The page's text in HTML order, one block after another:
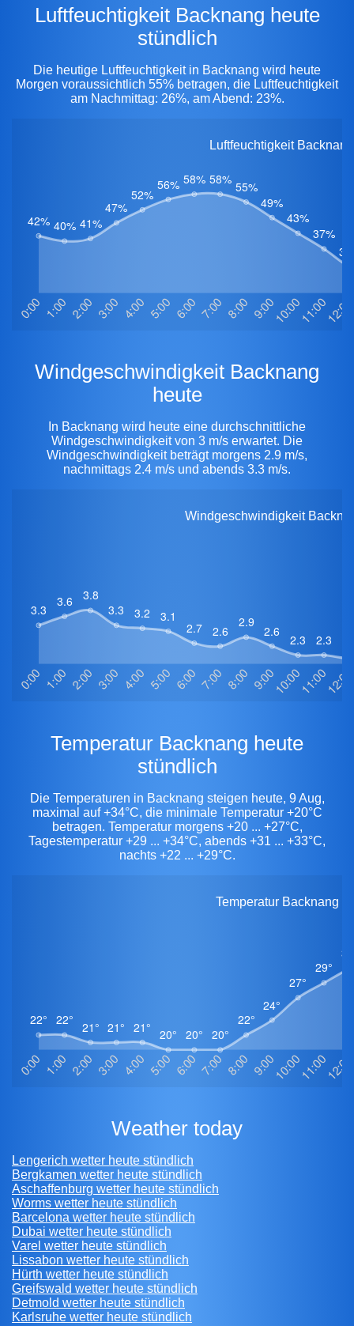
Luftfeuchtigkeit Backnang heute
stündlich
Die heutige Luftfeuchtigkeit in Backnang wird heute
Morgen voraussichtlich 55% betragen, die Luftfeuchtigkeit
am Nachmittag: 26%, am Abend: 23%.
Luftfeuchtigkeit
Windgeschwindigkeit Backnang
heute
In Backnang wird heute eine durchschnittliche
Windgeschwindigkeit von 3 m/s erwartet. Die
Windgeschwindigkeit beträgt morgens 2.9 m/s,
nachmittags 2.4 m/s und abends 3.3 m/s.
Windgeschwindigkeit
Temperatur Backnang heute
stündlich
Die Temperaturen in Backnang steigen heute, 9 Aug,
maximal auf +34°C, die minimale Temperatur +20°C
betragen. Temperatur morgens +20 ... +27°C,
Tagestemperatur +29 ... +34°C, abends +31 ... +33°C,
nachts +22 ... +29°C.
Temperatur Backnang
weather today
Lengerich wetter heute stündlich
Bergkamen wetter heute stündlich
Aschaffenburg wetter heute stündlich
Worms wetter heute stündlich
Barcelona wetter heute stündlich
Dubai wetter heute stündlich
Varel wetter heute stündlich
Lissabon wetter heute stündlich
Hürth wetter heute stündlich
Greifswald wetter heute stündlich
Detmold wetter heute stündlich
Karlsruhe wetter heute stündlich